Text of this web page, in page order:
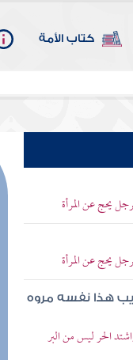
كتاب الأمة
يحج عن المرأة
يحج عن المرأة
هذا نفسه مروه
الحر ليس من البر